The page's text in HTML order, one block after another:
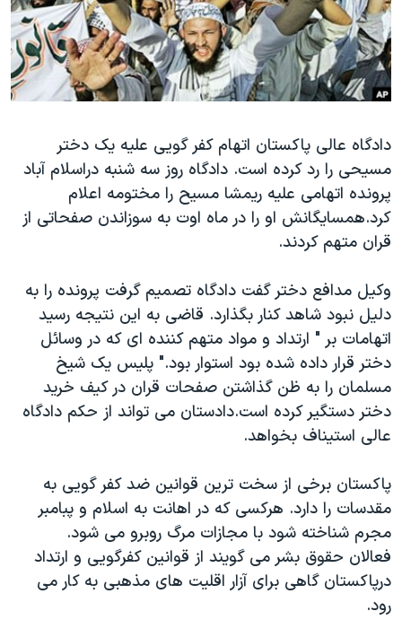
فرهنگ و زندگی
حقوق شهروندی
اقتصادی
اسرائیل در جنگ
گالری عکس
آرشیو پخش زنده
مستندها
انتخابات ریاست جمهوری آمریکا ۲۰۲۴
حمله جمهوری اسلامی به اسرائیل
ورزش زنان در ایران
اعتراضات زن، زندگی، آزادی
مجموعه مستندهای دادخواهی
تریبونال مردمی آبان ۹۸
چهل سال گروگان‌گیری
قانون شفافیت دارائی کادر رهبری ایران
اعتراضات مردمی آبان ۹۸
اسرائیل در جنگ
نرگس محمدی برنده جایزه نوبل صلح
صفحه‌های ویژه
سفر پرزیدنت ترامپ به چین
دنبال کنید
زبانهای مختلف
دادگاه عالی پاکستان اتهام کفر گویی علیه یک دختر
مسیحی را رد کرده است. دادگاه روز سه شنبه دراسلام آباد
پرونده اتهامی علیه ریمشا مسیح را مختومه اعلام
کرد.همسایگانش او را در ماه اوت به سوزاندن صفحاتی از
قران متهم کردند.
وکیل مدافع دختر گفت دادگاه تصمیم گرفت پرونده را به
دلیل نبود شاهد کنار بگذارد. قاضی به این نتیجه رسید
اتهامات بر " ارتداد و مواد متهم کننده ای که در وسائل
دختر قرار داده شده بود استوار بود." پلیس یک شیخ
مسلمان را به ظن گذاشتن صفحات قران در کیف خرید
دختر دستگیر کرده است.دادستان می تواند از حکم دادگاه
عالی استیناف بخواهد.
پاکستان برخی از سخت ترین قوانین ضد کفر گویی به
مقدسات را دارد. هرکسی که در اهانت به اسلام و پبامبر
مجرم شناخته شود با مجازات مرگ روبرو می شود.
فعالان حقوق بشر می گویند از قوانین کفرگویی و ارتداد
درپاکستان گاهی برای آزار اقلیت های مذهبی به کار می
رود.